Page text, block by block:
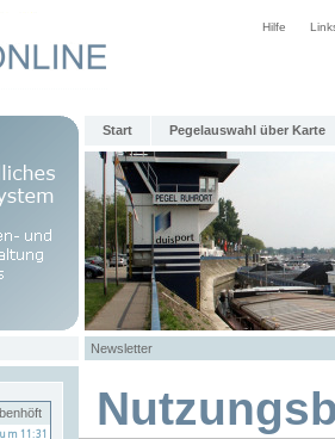
Hilfe
Start Pegelauswahl über Karte
Newsletter